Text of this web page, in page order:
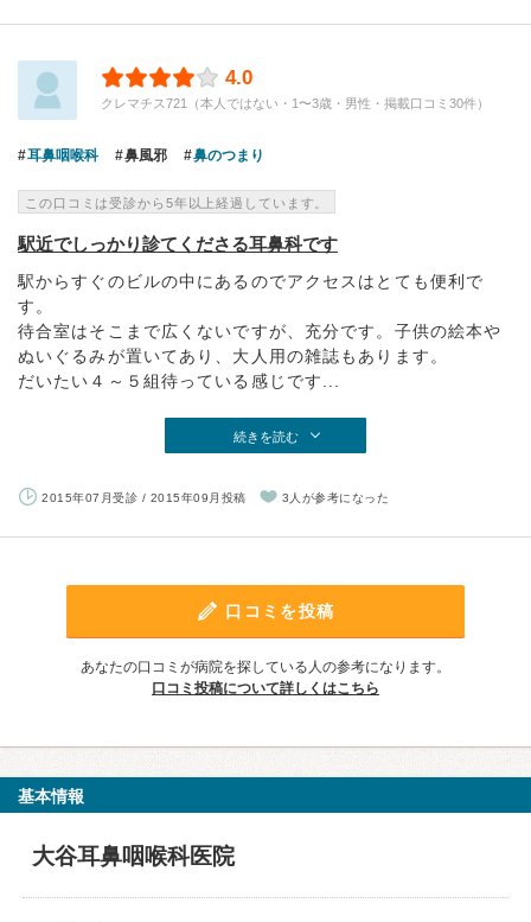
4.0
クレマチス721（本人ではない・1〜3歳・男性・掲載口コミ30件）
耳鼻咽喉科 鼻風邪 鼻のつまり
この口コミは受診から5年以上経過しています。
駅近でしっかり診てくださる耳鼻科です
駅からすぐのビルの中にあるのでアクセスはとても便利で
す。
待合室はそこまで広くないですが、充分です。子供の絵本や
ぬいぐるみが置いてあり、大人用の雑誌もあります。
だいたい４～５組待っている感じです...
続きを読む
2015年07月受診 / 2015年09月投稿 3人が参考になった
口コミを投稿
あなたの口コミが病院を探している人の参考になります。
口コミ投稿について詳しくはこちら
基本情報
大谷耳鼻咽喉科医院